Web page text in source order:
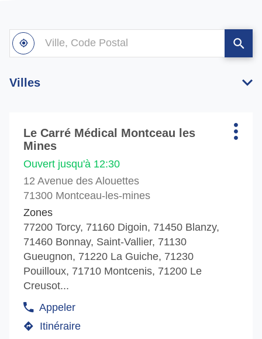
À
proximité
,
trouver
point
Carré
Médical
Ville,
Code
un
point
Villes
touche
ENTRÉE
pour
obtenir
plus
amples
informations
Point
de
vente
:
Le Carré Médical Montceau les
Mines
Ouvert jusqu'à 12:30
12 Avenue des Alouettes
71300 Montceau-les-mines
Zones
77200 Torcy, 71160 Digoin, 71450 Blanzy,
71460 Bonnay, Saint-Vallier, 71130
Gueugnon, 71220 La Guiche, 71230
Pouilloux, 71710 Montcenis, 71200 Le
Creusot...
Appeler
Afficher
le
Itinéraire
jusqu'au
Plus